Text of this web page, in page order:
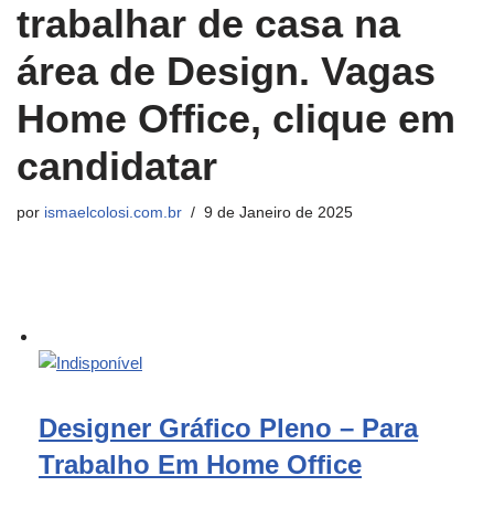
trabalhar de casa na
área de Design. Vagas
Home Office, clique em
candidatar
por ismaelcolosi.com.br 9 de Janeiro de 2025
Designer Gráfico Pleno – Para
Trabalho Em Home Office